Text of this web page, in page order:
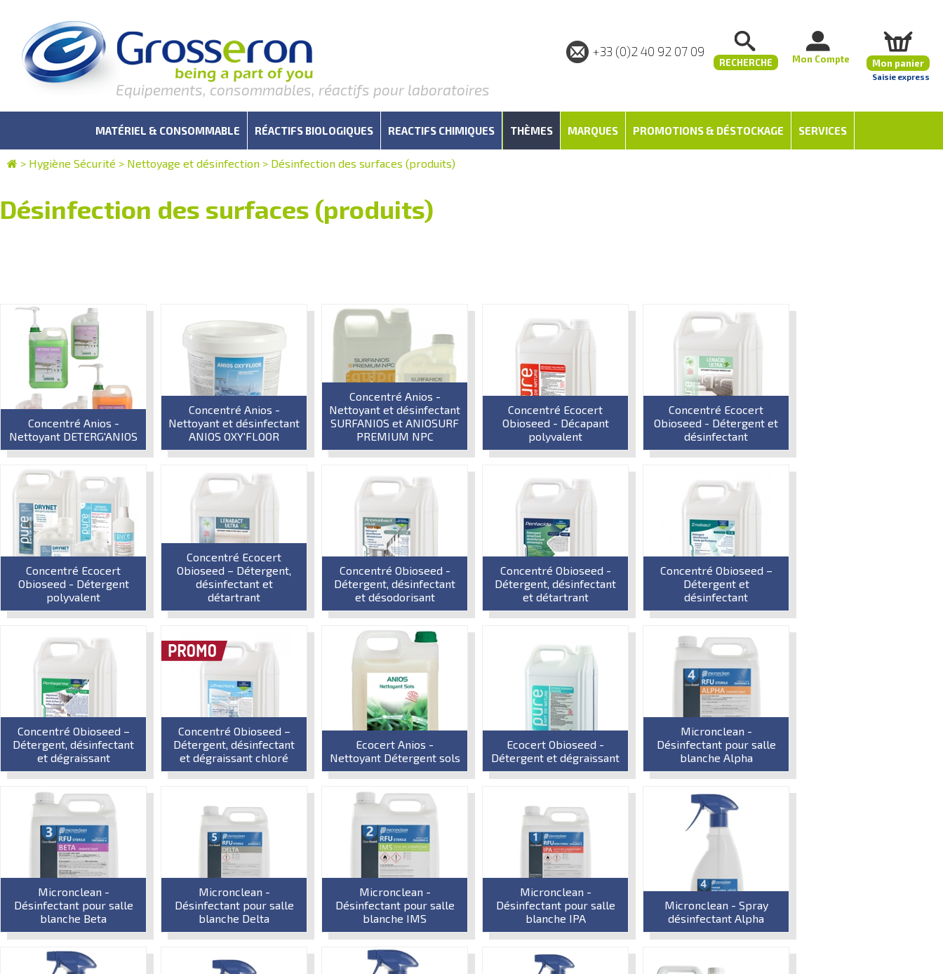
Equipements, consommables, réactifs pour laboratoires
+33 (0)2 40 92 07 09
RECHERCHE Mon Compte Mon panier
Saisie express
MATÉRIEL & CONSOMMABLE RÉACTIFS BIOLOGIQUES REACTIFS CHIMIQUES THÈMES MARQUES PROMOTIONS & DÉSTOCKAGE SERVICES
> Hygiène Sécurité > Nettoyage et désinfection > Désinfection des surfaces (produits)
Désinfection des surfaces (produits)
Concentré Anios -
Nettoyant DETERG'ANIOS
Concentré Anios -
Nettoyant et désinfectant
ANIOS OXY'FLOOR
Concentré Anios -
Nettoyant et désinfectant
SURFANIOS et ANIOSURF
PREMIUM NPC
Concentré Ecocert
Obioseed - Décapant
polyvalent
Concentré Ecocert
Obioseed - Détergent et
désinfectant
Concentré Ecocert
Obioseed - Détergent
polyvalent
Concentré Ecocert
Obioseed – Détergent,
désinfectant et
détartrant
Concentré Obioseed -
Détergent, désinfectant
et désodorisant
Concentré Obioseed -
Détergent, désinfectant
et détartrant
Concentré Obioseed –
Détergent et
désinfectant
Concentré Obioseed –
Détergent, désinfectant
et dégraissant
Concentré Obioseed –
Détergent, désinfectant
et dégraissant chloré
Ecocert Anios -
Nettoyant Détergent sols
Ecocert Obioseed -
Détergent et dégraissant
Micronclean -
Désinfectant pour salle
blanche Alpha
Micronclean -
Désinfectant pour salle
blanche Beta
Micronclean -
Désinfectant pour salle
blanche Delta
Micronclean -
Désinfectant pour salle
blanche IMS
Micronclean -
Désinfectant pour salle
blanche IPA
Micronclean - Spray
désinfectant Alpha